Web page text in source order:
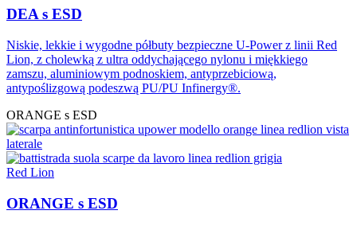
DEA s ESD
Niskie, lekkie i wygodne półbuty bezpieczne U-Power z linii Red
Lion, z cholewką z ultra oddychającego nylonu i miękkiego
zamszu, aluminiowym podnoskiem, antyprzebiciową,
antypoślizgową podeszwą PU/PU Infinergy®.
ORANGE s ESD
Red Lion
ORANGE s ESD